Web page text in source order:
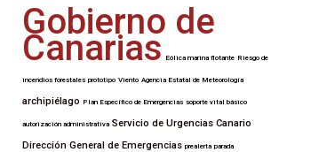
Gobierno de
Canarias Eólica marina flotante Riesgo de
incendios forestales prototipo Viento Agencia Estatal de Meteorología
archipiélago Plan Específico de Emergencias soporte vital básico
autorización administrativa Servicio de Urgencias Canario
Dirección General de Emergencias prealerta parada